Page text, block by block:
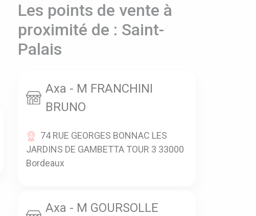
Les points de vente à
proximité de : Saint-
Palais
Axa - M FRANCHINI
BRUNO
74 RUE GEORGES BONNAC LES
JARDINS DE GAMBETTA TOUR 3 33000
Bordeaux
Axa - M GOURSOLLE